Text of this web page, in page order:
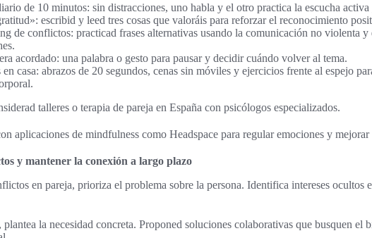
de 10 minutos: sin distracciones, uno habla y el otro practica la escucha activa
escribid y leed tres cosas que valoráis para reforzar el reconocimiento
de conflictos: practicad frases alternativas usando la comunicación no violenta y
acordado: una palabra o gesto para pausar y decidir cuándo volver al tema.
casa: abrazos de 20 segundos, cenas sin móviles y ejercicios frente al espejo
talleres o terapia de pareja en España con psicólogos especializados.
aplicaciones de mindfulness como Headspace para regular emociones y
y mantener la conexión a largo plazo
en pareja, prioriza el problema sobre la persona. Identifica intereses ocultos
plantea la necesidad concreta. Proponed soluciones colaborativas que busquen el